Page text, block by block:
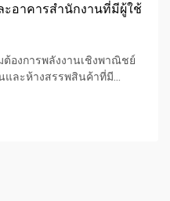
อาคารสำนักงานที่มีผู้ใช้
องการพลังงานเชิงพาณิชย์
และห้างสรรพสินค้าที่มี